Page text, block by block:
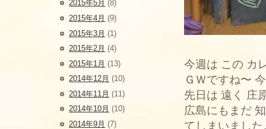
今週は この カ
ＧＷですね〜
先日は 遠く 庄
広島にもまだ
てしまいまし
2015年5月 (8)
2015年4月 (9)
2015年3月 (1)
2015年2月 (4)
2015年1月 (13)
2014年12月 (10)
2014年11月 (11)
2014年10月 (10)
2014年9月 (7)